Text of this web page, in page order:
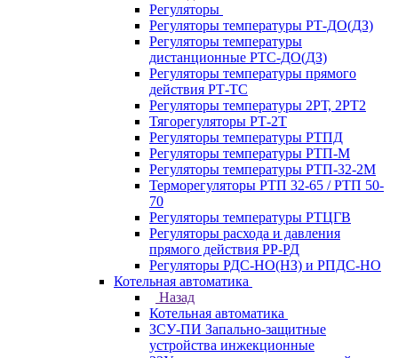
Регуляторы
Регуляторы температуры РТ-ДО(ДЗ)
Регуляторы температуры
дистанционные РТС-ДО(ДЗ)
Регуляторы температуры прямого
действия РТ-ТС
Регуляторы температуры 2РТ, 2РT2
Тягорегуляторы РТ-2Т
Регуляторы температуры РТПД
Регуляторы температуры РТП-M
Регуляторы температуры РТП-32-2М
Терморегуляторы РТП 32-65 / РТП 50-
70
Регуляторы температуры РТЦГВ
Регуляторы расхода и давления
прямого действия РР-РД
Регуляторы РДС-НО(НЗ) и РПДС-НО
Котельная автоматика
Назад
Котельная автоматика
ЗСУ-ПИ Запально-защитные
устройства инжекционные